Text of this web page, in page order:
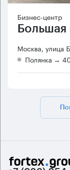
Бизнес-центр
Москва, улица
Полянка →